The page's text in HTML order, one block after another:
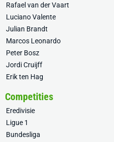
Rafael van der Vaart
Luciano Valente
Julian Brandt
Marcos Leonardo
Peter Bosz
Jordi Cruijff
Erik ten Hag
Competities
Eredivisie
Ligue 1
Bundesliga